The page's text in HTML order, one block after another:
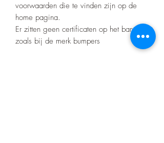
voorwaarden die te vinden zijn op de
home pagina.
Er zitten geen certificaten op het barwork
zoals bij de merk bumpers